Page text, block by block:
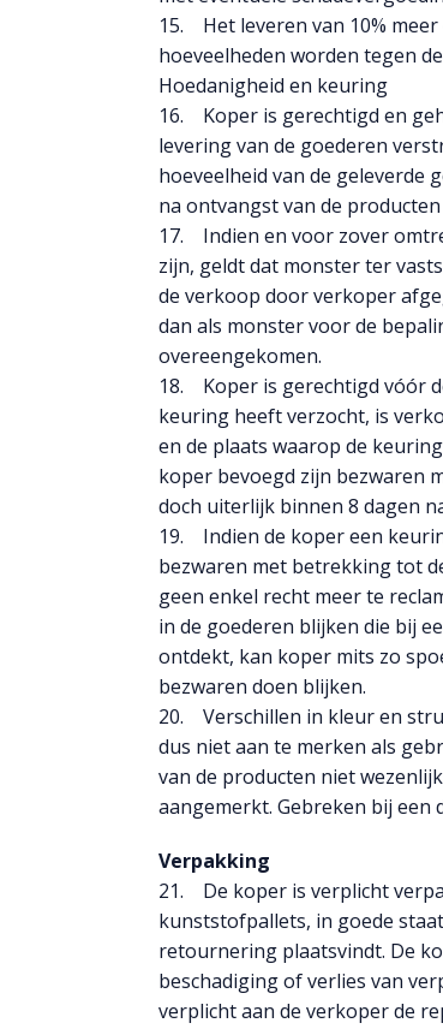
15. Het leveren van 10%
hoeveelheden worden tegen
Hoedanigheid en keuring
16. Koper is gerechtigd en
levering van de goederen
hoeveelheid van de geleverde
na ontvangst van de
17. Indien en voor zover
zijn, geldt dat monster ter
de verkoop door verkoper
dan als monster voor de
overeengekomen.
18. Koper is gerechtigd vóór
keuring heeft verzocht, is
en de plaats waarop de
koper bevoegd zijn bezwaren
doch uiterlijk binnen 8 dagen
19. Indien de koper een
bezwaren met betrekking tot
geen enkel recht meer te
in de goederen blijken die bij
ontdekt, kan koper mits zo
bezwaren doen blijken.
20. Verschillen in kleur en
dus niet aan te merken als
van de producten niet
aangemerkt. Gebreken bij een
Verpakking
21. De koper is verplicht
kunststofpallets, in goede
retournering plaatsvindt. De
beschadiging of verlies van
verplicht aan de verkoper de